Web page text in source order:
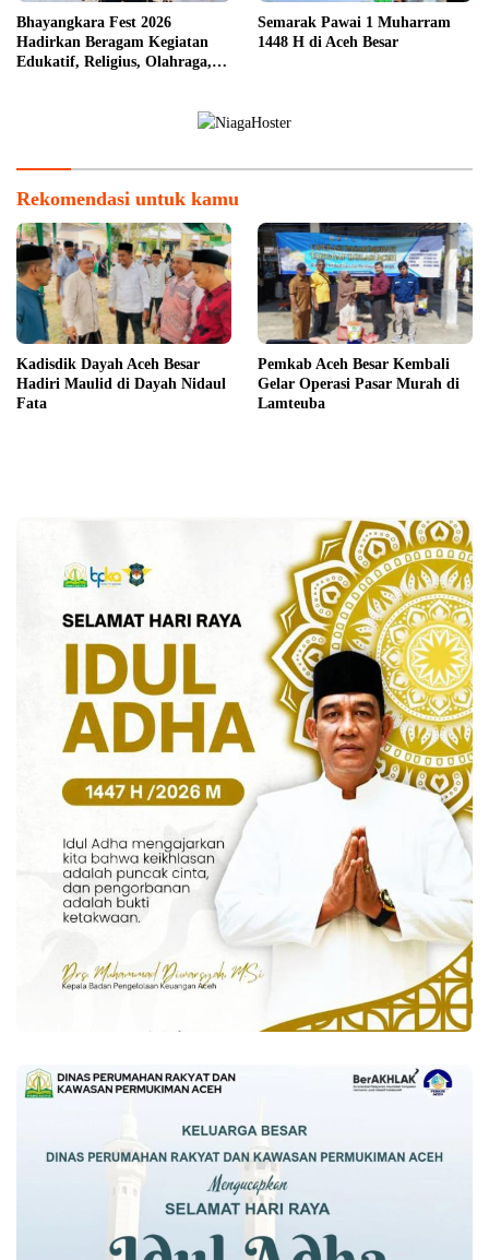
Bhayangkara Fest 2026
Hadirkan Beragam Kegiatan
Edukatif, Religius, Olahraga,
Semarak Pawai 1 Muharram
1448 H di Aceh Besar
Rekomendasi untuk kamu
Kadisdik Dayah Aceh Besar
Hadiri Maulid di Dayah Nidaul
Fata
Pemkab Aceh Besar Kembali
Gelar Operasi Pasar Murah di
Lamteuba